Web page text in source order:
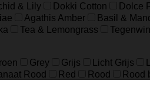
& Lily Dokki Cotton Dolce
Agathis Amber Basil &
Tea & Lemongrass
Grey Grijs Licht Grijs
Rood Red Rood Rood